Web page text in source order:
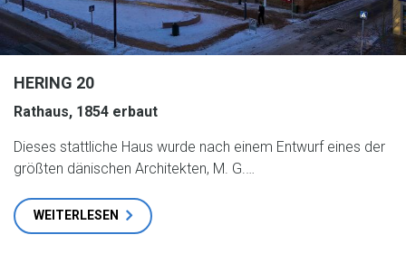
HERING 20
Rathaus, 1854 erbaut
Dieses stattliche Haus wurde nach einem Entwurf eines der
größten dänischen Architekten, M. G.…
WEITERLESEN